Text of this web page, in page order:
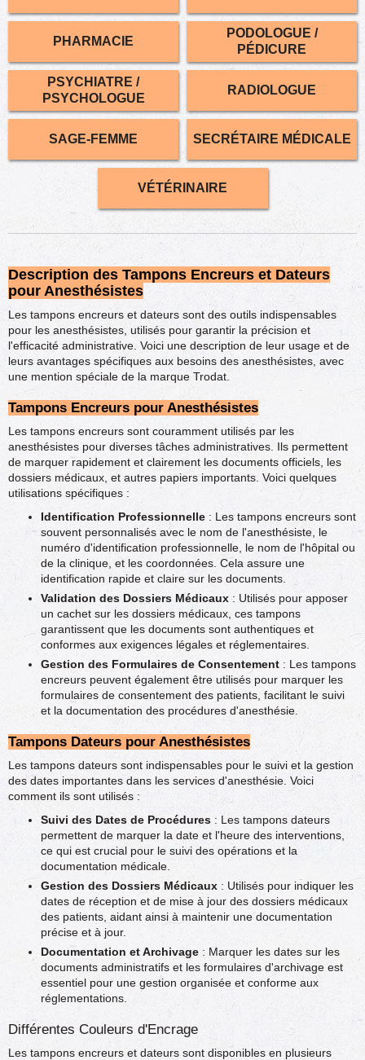
PHARMACIE
PODOLOGUE /
PÉDICURE
PSYCHIATRE /
PSYCHOLOGUE
RADIOLOGUE
SAGE-FEMME SECRÉTAIRE MÉDICALE
VÉTÉRINAIRE
Description des Tampons Encreurs et Dateurs
pour Anesthésistes
Les tampons encreurs et dateurs sont des outils indispensables
pour les anesthésistes, utilisés pour garantir la précision et
l'efficacité administrative. Voici une description de leur usage et de
leurs avantages spécifiques aux besoins des anesthésistes, avec
une mention spéciale de la marque Trodat.
Tampons Encreurs pour Anesthésistes
Les tampons encreurs sont couramment utilisés par les
anesthésistes pour diverses tâches administratives. Ils permettent
de marquer rapidement et clairement les documents officiels, les
dossiers médicaux, et autres papiers importants. Voici quelques
utilisations spécifiques :
Identification Professionnelle : Les tampons encreurs sont
souvent personnalisés avec le nom de l'anesthésiste, le
numéro d'identification professionnelle, le nom de l'hôpital ou
de la clinique, et les coordonnées. Cela assure une
identification rapide et claire sur les documents.
Validation des Dossiers Médicaux: Utilisés pour apposer
un cachet sur les dossiers médicaux, ces tampons
garantissent que les documents sont authentiques et
conformes aux exigences légales et réglementaires.
Gestion des Formulaires de Consentement : Les tampons
encreurs peuvent également être utilisés pour marquer les
formulaires de consentement des patients, facilitant le suivi
et la documentation des procédures d'anesthésie.
Tampons Dateurs pour Anesthésistes
Les tampons dateurs sont indispensables pour le suivi et la gestion
des dates importantes dans les services d'anesthésie. Voici
comment ils sont utilisés :
Suivi des Dates de Procédures : Les tampons dateurs
permettent de marquer la date et l'heure des interventions,
ce qui est crucial pour le suivi des opérations et la
documentation médicale.
Gestion des Dossiers Médicaux : Utilisés pour indiquer les
dates de réception et de mise à jour des dossiers médicaux
des patients, aidant ainsi à maintenir une documentation
précise et à jour.
Documentation et Archivage : Marquer les dates sur les
documents administratifs et les formulaires d'archivage est
essentiel pour une gestion organisée et conforme aux
réglementations.
Différentes Couleurs d'Encrage
Les tampons encreurs et dateurs sont disponibles en plusieurs